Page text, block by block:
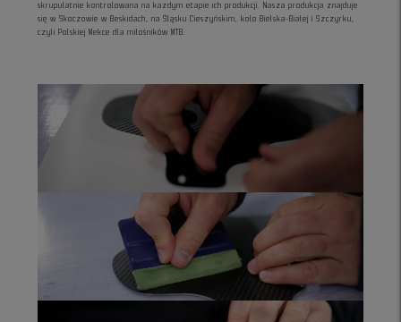
skrupulatnie kontrolowana na każdym etapie ich produkcji. Nasza produkcja znajduje
się w Skoczowie w Beskidach, na Śląsku Cieszyńskim, koło Bielska-Białej i Szczyrku,
czyli Polskiej Mekce dla miłośników MTB.